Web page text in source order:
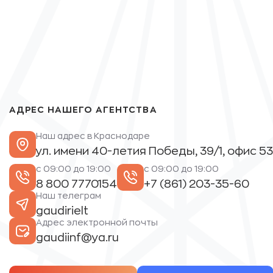
АДРЕС НАШЕГО АГЕНТСТВА
Наш адрес в Краснодаре
ул. имени 40-летия Победы, 39/1, офис 53
с 09:00 до 19:00
8 800 7770154
с 09:00 до 19:00
+7 (861) 203-35-60
Наш телеграм
gaudirielt
Адрес электронной почты
gaudiinf@ya.ru